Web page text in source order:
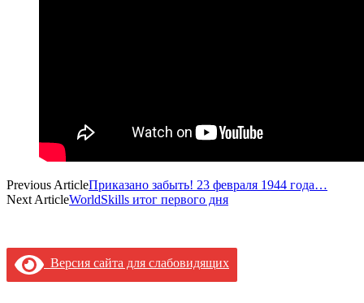
Previous ArticleПриказано забыть! 23 февраля 1944 года…
Next ArticleWorldSkills итог первого дня
Версия сайта для слабовидящих